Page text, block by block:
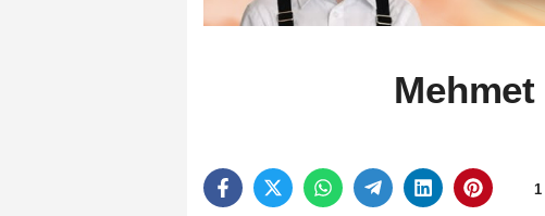
Mehmet